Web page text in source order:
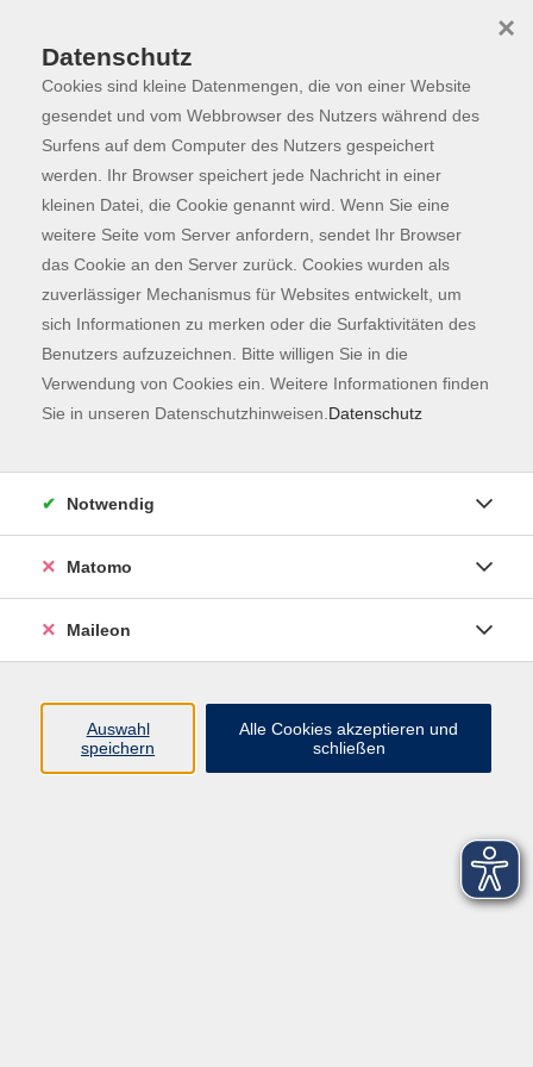
Skip to main content
Programm
Der Kurs konnte nicht gefunden werden.
Kontaktformular
Impressum
AGB
Datenschutzerklärung
Datenschutz
Cookies sind kleine Datenmengen, die von einer Website
gesendet und vom Webbrowser des Nutzers während des
Surfens auf dem Computer des Nutzers gespeichert
werden. Ihr Browser speichert jede Nachricht in einer
kleinen Datei, die Cookie genannt wird. Wenn Sie eine
weitere Seite vom Server anfordern, sendet Ihr Browser
das Cookie an den Server zurück. Cookies wurden als
zuverlässiger Mechanismus für Websites entwickelt, um
sich Informationen zu merken oder die Surfaktivitäten des
Benutzers aufzuzeichnen. Bitte willigen Sie in die
Verwendung von Cookies ein. Weitere Informationen finden
Sie in unseren Datenschutzhinweisen. Datenschutz
×
Notwendig
Matomo
Maileon
Auswahl
speichern
Alle Cookies akzeptieren und
schließen